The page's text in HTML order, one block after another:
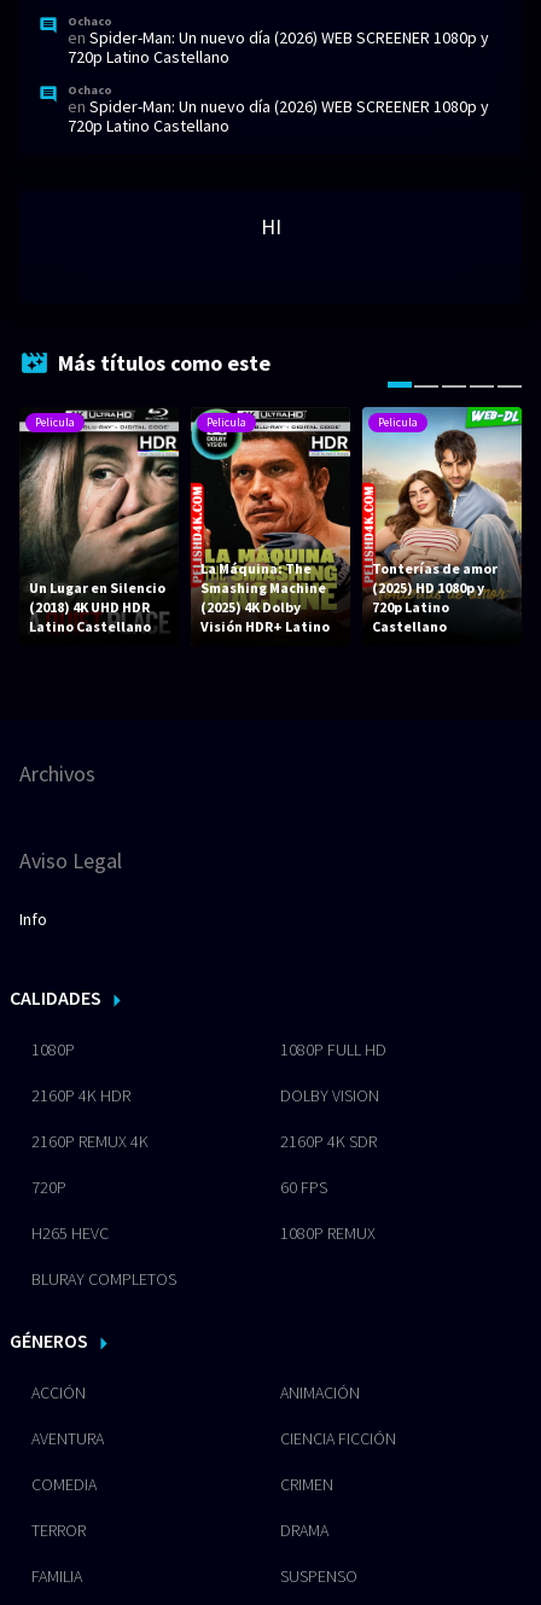
Ochaco
en Spider-Man: Un nuevo día (2026) WEB SCREENER 1080p y
720p Latino Castellano
Ochaco
en Spider-Man: Un nuevo día (2026) WEB SCREENER 1080p y
720p Latino Castellano
HI
Más títulos como este
Pelicula
Un Lugar en Silencio
(2018) 4K UHD HDR
Latino Castellano
Pelicula
La Máquina: The
Smashing Machine
(2025) 4K Dolby
Visión HDR+ Latino
Pelicula
Tonterías de amor
(2025) HD 1080p y
720p Latino
Castellano
Archivos
Aviso Legal
Info
CALIDADES
1080P 1080P FULL HD
2160P 4K HDR DOLBY VISION
2160P REMUX 4K 2160P 4K SDR
720P 60 FPS
H265 HEVC 1080P REMUX
BLURAY COMPLETOS
GÉNEROS
ACCIÓN ANIMACIÓN
AVENTURA CIENCIA FICCIÓN
COMEDIA CRIMEN
TERROR DRAMA
FAMILIA SUSPENSO